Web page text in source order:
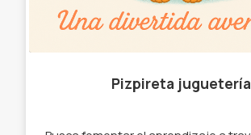
Pizpireta juguetería